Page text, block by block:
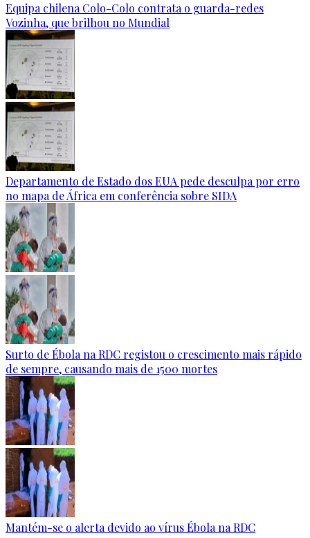
Equipa chilena Colo-Colo contrata o guarda-redes
Vozinha, que brilhou no Mundial
Departamento de Estado dos EUA pede desculpa por erro
no mapa de África em conferência sobre SIDA
Surto de Ébola na RDC registou o crescimento mais rápido
de sempre, causando mais de 1500 mortes
Mantém-se o alerta devido ao vírus Ébola na RDC